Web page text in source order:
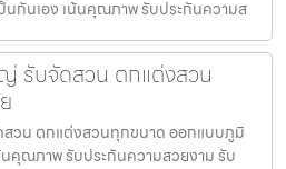
กันเอง เน้นคุณภาพ รับประกันความส
รับจัดสวน ตกแต่งสวน
วน ตกแต่งสวนทุกขนาด ออกแบบภูมิ
นคุณภาพ รับประกันความสวยงาม รับ